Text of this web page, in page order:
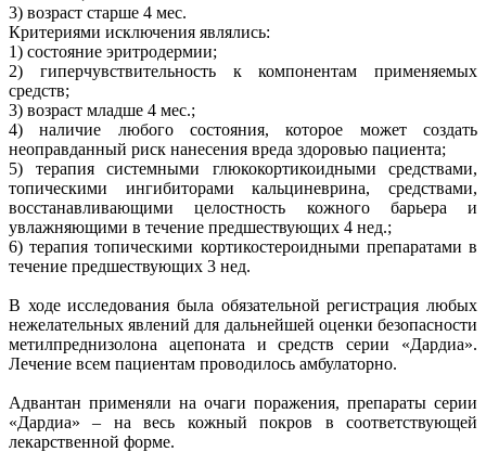
3) возраст старше 4 мес.
Критериями исключения являлись:
1) состояние эритродермии;
2) гиперчувствительность к компонентам применяемых
средств;
3) возраст младше 4 мес.;
4) наличие любого состояния, которое может создать
неоправданный риск нанесения вреда здоровью пациента;
5) терапия системными глюкокортикоидными средствами,
топическими ингибиторами кальциневрина, средствами,
восстанавливающими целостность кожного барьера и
увлажняющими в течение предшествующих 4 нед.;
6) терапия топическими кортикостероидными препаратами в
течение предшествующих 3 нед.
В ходе исследования была обязательной регистрация любых
нежелательных явлений для дальнейшей оценки безопасности
метилпреднизолона ацепоната и средств серии «Дардиа».
Лечение всем пациентам проводилось амбулаторно.
Адвантан применяли на очаги поражения, препараты серии
«Дардиа» – на весь кожный покров в соответствующей
лекарственной форме.